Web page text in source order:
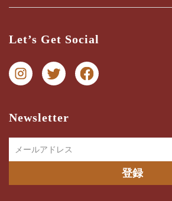
商品検索
納期・配送ガイド
プライバシー
特商法に関する表記
Let’s Get Social
Newsletter
メールアドレス
登録